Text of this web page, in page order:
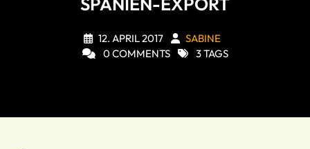
12. APRIL 2017
SABINE
0 COMMENTS
3 TAGS